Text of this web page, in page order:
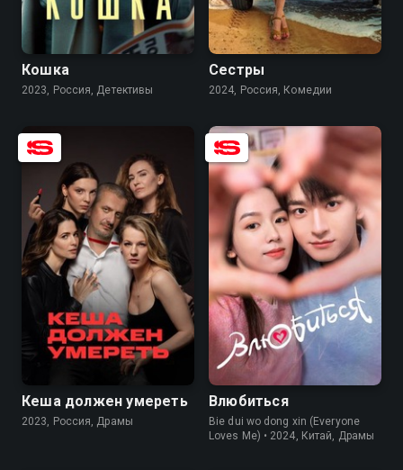
7.6 5.2
Кошка
2023, Россия, Детективы
7.9 6.7
Сестры
2024, Россия, Комедии
7.4 6.2
Кеша должен умереть
2023, Россия, Драмы
7.9 7.2
Влюбиться
Bie dui wo dong xin (Everyone
Loves Me) • 2024, Китай, Драмы